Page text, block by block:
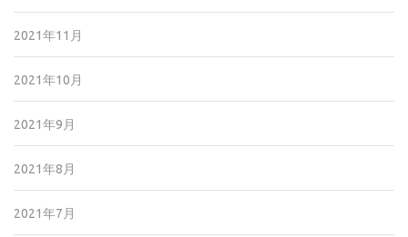
2021年11月
2021年10月
2021年9月
2021年8月
2021年7月